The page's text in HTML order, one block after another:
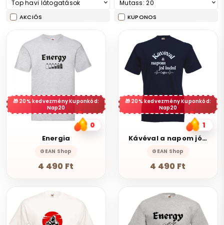
Top havi látogatások Mutass: 20
AKCIÓS KUPONOS
20% kedvezmény Kuponkód:
Nap20
0
Energia
GEAN Shop
4 490 Ft
20% kedvezmény Kuponkód:
Nap20
1
Kávéval a napom jól indul
GEAN Shop
4 490 Ft